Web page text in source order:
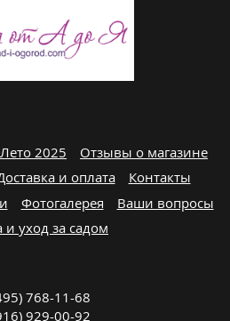
2025
Отзывы о магазине
и оплата
Контакты
Фотогалерея
Ваши вопросы
уход за садом
768-11-68
929-00-92